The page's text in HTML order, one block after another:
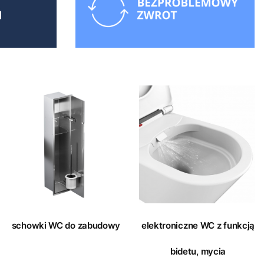
schowki WC do zabudowy elektroniczne WC z funkcją
bidetu, mycia